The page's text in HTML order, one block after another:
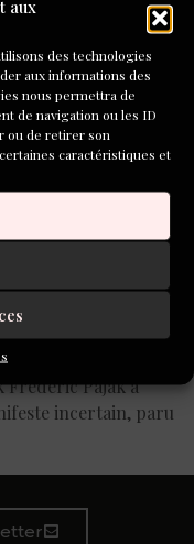
aux
des technologies
aux informations des
nous permettra de
de navigation ou les ID
ou de retirer son
caractéristiques et
! Que c’est commun
nom – tout au long
DICKINSON
Frédéric Pajak a
incertain, paru